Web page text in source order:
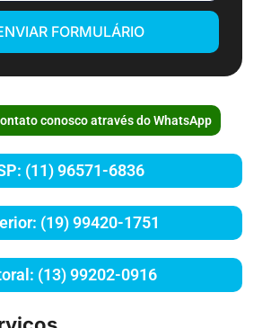
FORMULÁRIO
conosco através do WhatsApp
(11) 96571-6836
(19) 99420-1751
(13) 99202-0916